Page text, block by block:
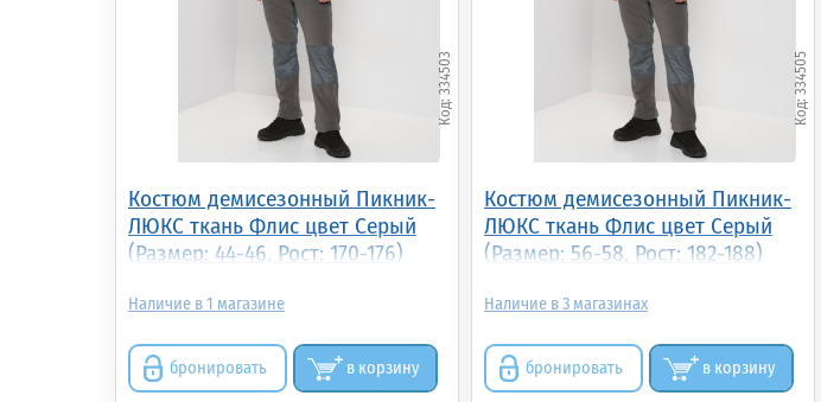
Костюм демисезонный Пикник-
ЛЮКС ткань Флис цвет Серый
(Размер: 44-46, Рост: 170-176)
334503
1
бронировать в корзину
Костюм демисезонный Пикник-
ЛЮКС ткань Флис цвет Серый
(Размер: 56-58, Рост: 182-188)
334505
3
бронировать в корзину